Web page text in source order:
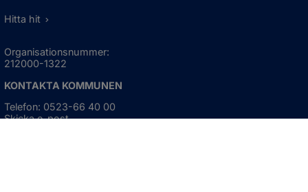
Hitta hit
Organisationsnummer:
212000-1322
KONTAKTA KOMMUNEN
Telefon: 0523-66 40 00
Skicka e-post